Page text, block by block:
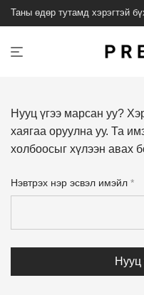
Таны өдөр тутамд хэрэгтэй
Нууц үгээ марсан уу?
хаягаа оруулна уу. Та
холбоосыг хүлээн авах
Нэвтрэх нэр эсвэл имэйл *
Нууц